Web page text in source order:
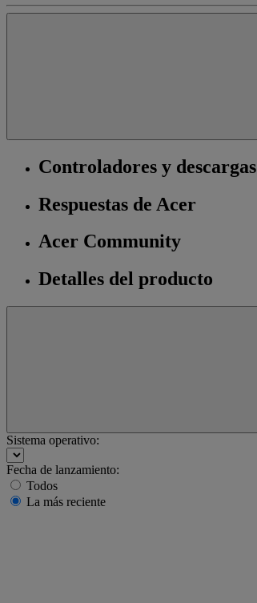
Controladores y descargas
Respuestas de Acer
Acer Community
Detalles del producto
Sistema operativo:
Fecha de lanzamiento:
Todos
La más reciente